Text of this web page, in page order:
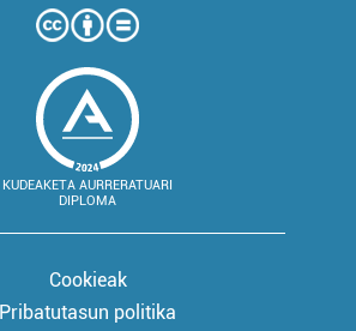
KUDEAKETA AURRERATUARI
DIPLOMA
Cookieak
Pribatutasun politika